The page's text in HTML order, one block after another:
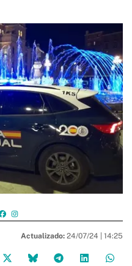
Actualizado: 24/07/24 | 14:25